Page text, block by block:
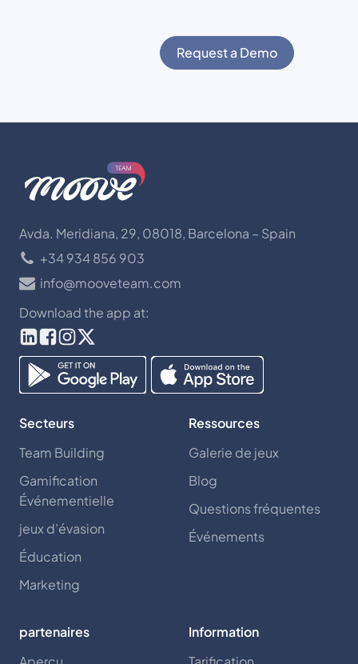
Request a Demo
Avda. Meridiana, 29, 08018, Barcelona – Spain
+34 934 856 903
info@mooveteam.com
Download the app at:
Secteurs
Team Building
Gamification
Événementielle
jeux d’évasion
Éducation
Marketing
Ressources
Galerie de jeux
Blog
Questions fréquentes
Événements
partenaires
Information